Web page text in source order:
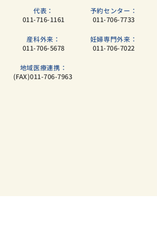
代表：
011-716-1161
​産科外来：
011-706-5678
地域医療連携：
(FAX)011-706-7963
予約センター：
011-706-7733
妊婦専門外来：
011-706-7022